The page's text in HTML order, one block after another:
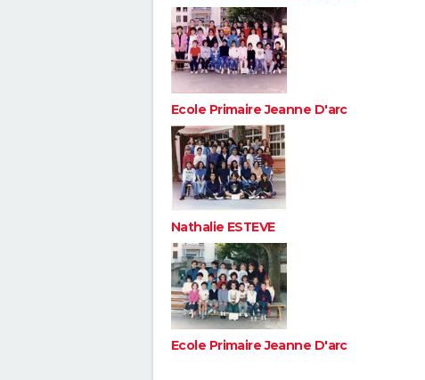
Ecole Primaire Jeanne D'arc
Nathalie ESTEVE
Ecole Primaire Jeanne D'arc